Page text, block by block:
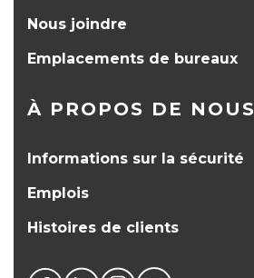
Nous joindre
Emplacements de bureaux
À PROPOS DE NOUS
Informations sur la sécurité
Emplois
Histoires de clients